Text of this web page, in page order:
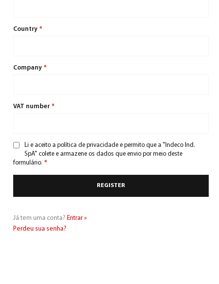
Country *
Company *
VAT number *
Li e aceito a política de privacidade e permito que a "Indeco Ind.
SpA" colete e armazene os dados que envio por meio deste
formulário. *
Já tem uma conta? Entrar »
Perdeu sua senha?